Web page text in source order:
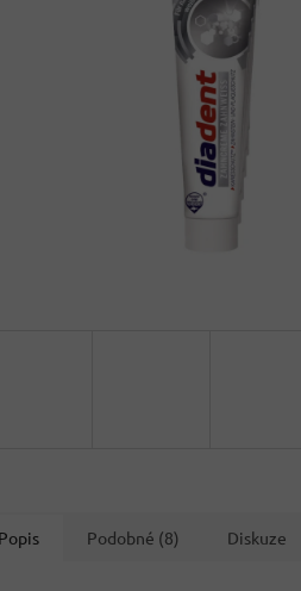
Popis Podobné (8) Diskuze